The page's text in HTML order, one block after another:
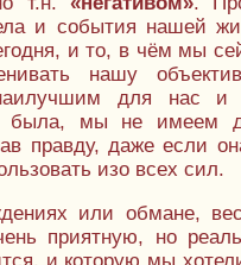
и события нашей
и то, в чём мы
нашу
для нас и
была, мы не имеем
правду, даже если
изо всех сил.
или обмане,
приятную, но